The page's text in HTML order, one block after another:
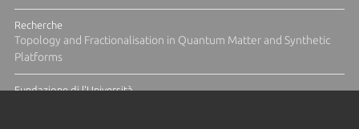
Recherche
Topology and Fractionalisation in Quantum Matter and Synthetic
Platforms
Fundazione di l'Università